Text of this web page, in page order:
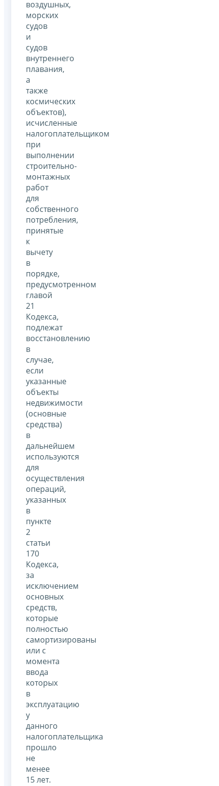
воздушных,
морских
судов
и
судов
внутреннего
плавания,
а
также
космических
объектов),
исчисленные
налогоплательщиком
при
выполнении
строительно-
монтажных
работ
для
собственного
потребления,
принятые
к
вычету
в
порядке,
предусмотренном
главой
21
Кодекса,
подлежат
восстановлению
в
случае,
если
указанные
объекты
недвижимости
(основные
средства)
в
дальнейшем
используются
для
осуществления
операций,
указанных
в
пункте
2
статьи
170
Кодекса,
за
исключением
основных
средств,
которые
полностью
самортизированы
или с
момента
ввода
которых
в
эксплуатацию
у
данного
налогоплательщика
прошло
не
менее
15 лет.